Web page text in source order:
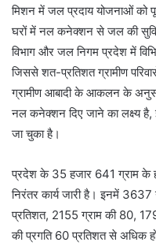
मिशन में जल प्रदाय योजनाओं को
घरों में नल कनेक्शन से जल की
विभाग और जल निगम प्रदेश में
जिससे शत-प्रतिशत ग्रामीण
ग्रामीण आबादी के आकलन के
नल कनेक्शन दिए जाने का लक्ष्य है,
जा चुका है।
प्रदेश के 35 हजार 641 ग्राम
निरंतर कार्य जारी है। इनमें
प्रतिशत, 2155 ग्राम की 80,
की प्रगति 60 प्रतिशत से अधिक